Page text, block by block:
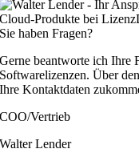
Sie haben Fragen?
Gerne beantworte ich Ihre
Softwarelizenzen. Über
Ihre Kontaktdaten
COO/Vertrieb
Walter Lender